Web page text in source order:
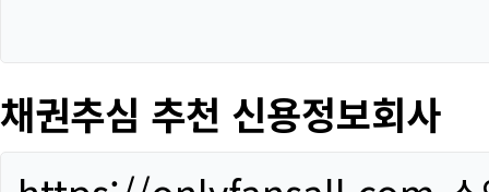
채권추심 추천 신용정보회사